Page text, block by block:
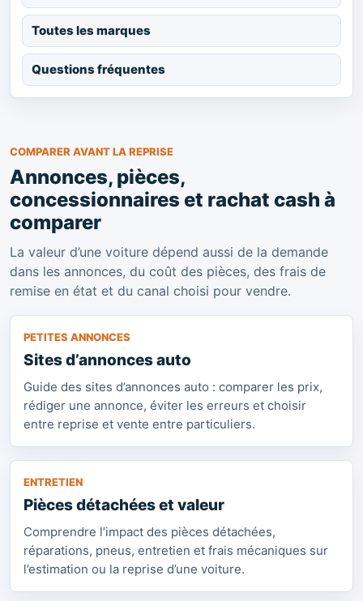
Toutes les marques
Questions fréquentes
COMPARER AVANT LA REPRISE
Annonces, pièces,
concessionnaires et rachat cash à
comparer
La valeur d’une voiture dépend aussi de la demande
dans les annonces, du coût des pièces, des frais de
remise en état et du canal choisi pour vendre.
PETITES ANNONCES
Sites d’annonces auto
Guide des sites d’annonces auto : comparer les prix,
rédiger une annonce, éviter les erreurs et choisir
entre reprise et vente entre particuliers.
ENTRETIEN
Pièces détachées et valeur
Comprendre l’impact des pièces détachées,
réparations, pneus, entretien et frais mécaniques sur
l’estimation ou la reprise d’une voiture.